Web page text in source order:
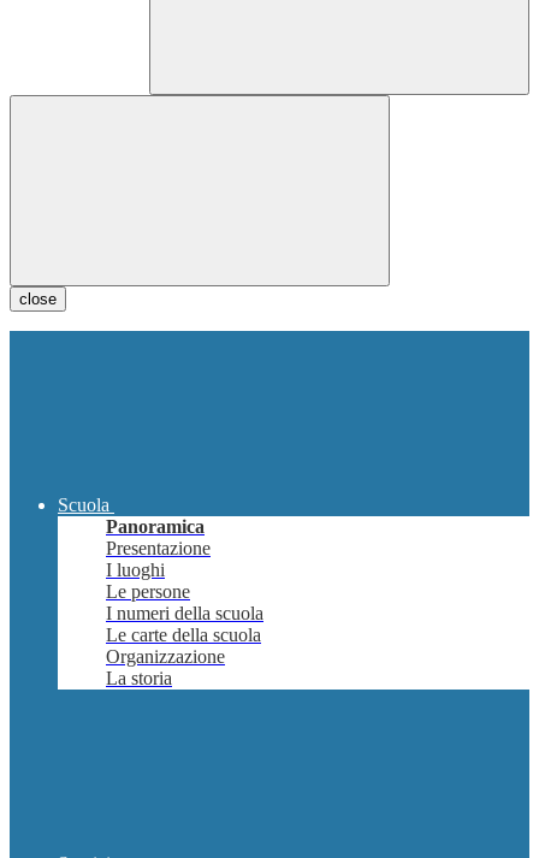
close
Scuola
Panoramica
Presentazione
I luoghi
Le persone
I numeri della scuola
Le carte della scuola
Organizzazione
La storia